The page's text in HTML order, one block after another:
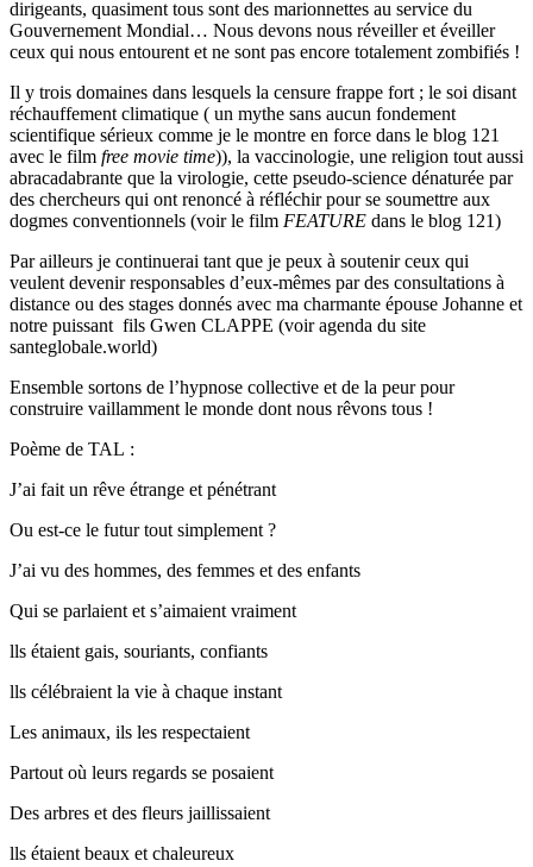
dirigeants, quasiment tous sont des marionnettes au service du
Gouvernement Mondial… Nous devons nous réveiller et éveiller
ceux qui nous entourent et ne sont pas encore totalement zombifiés !
Il y trois domaines dans lesquels la censure frappe fort ; le soi disant
réchauffement climatique ( un mythe sans aucun fondement
scientifique sérieux comme je le montre en force dans le blog 121
avec le film free movie time)), la vaccinologie, une religion tout aussi
abracadabrante que la virologie, cette pseudo-science dénaturée par
des chercheurs qui ont renoncé à réfléchir pour se soumettre aux
dogmes conventionnels (voir le film FEATURE dans le blog 121)
Par ailleurs je continuerai tant que je peux à soutenir ceux qui
veulent devenir responsables d’eux-mêmes par des consultations à
distance ou des stages donnés avec ma charmante épouse Johanne et
notre puissant fils Gwen CLAPPE (voir agenda du site
santeglobale.world)
Ensemble sortons de l’hypnose collective et de la peur pour
construire vaillamment le monde dont nous rêvons tous !
Poème de TAL :
J’ai fait un rêve étrange et pénétrant
Ou est-ce le futur tout simplement ?
J’ai vu des hommes, des femmes et des enfants
Qui se parlaient et s’aimaient vraiment
lls étaient gais, souriants, confiants
lls célébraient la vie à chaque instant
Les animaux, ils les respectaient
Partout où leurs regards se posaient
Des arbres et des fleurs jaillissaient
lls étaient beaux et chaleureux